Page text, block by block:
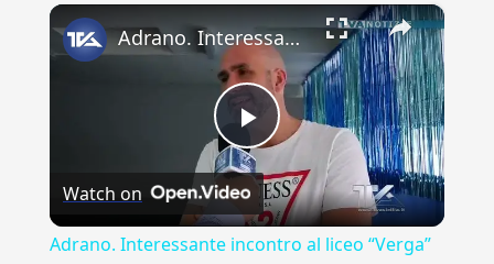
×
Play
Video
Adrano. Interessante incontro al liceo “Verga” con il prof. Fabio Gamberini. Studenti del Linguistic
Watch on
Adrano. Interessante incontro al liceo “Verga”